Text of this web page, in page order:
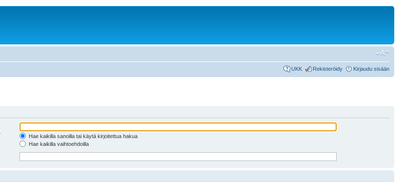
UKK Rekisteröidy Kirjaudu sisään
Hae kaikilla sanoilla tai käytä kirjoitettua hakua
Hae kaikilla vaihtoehdoilla